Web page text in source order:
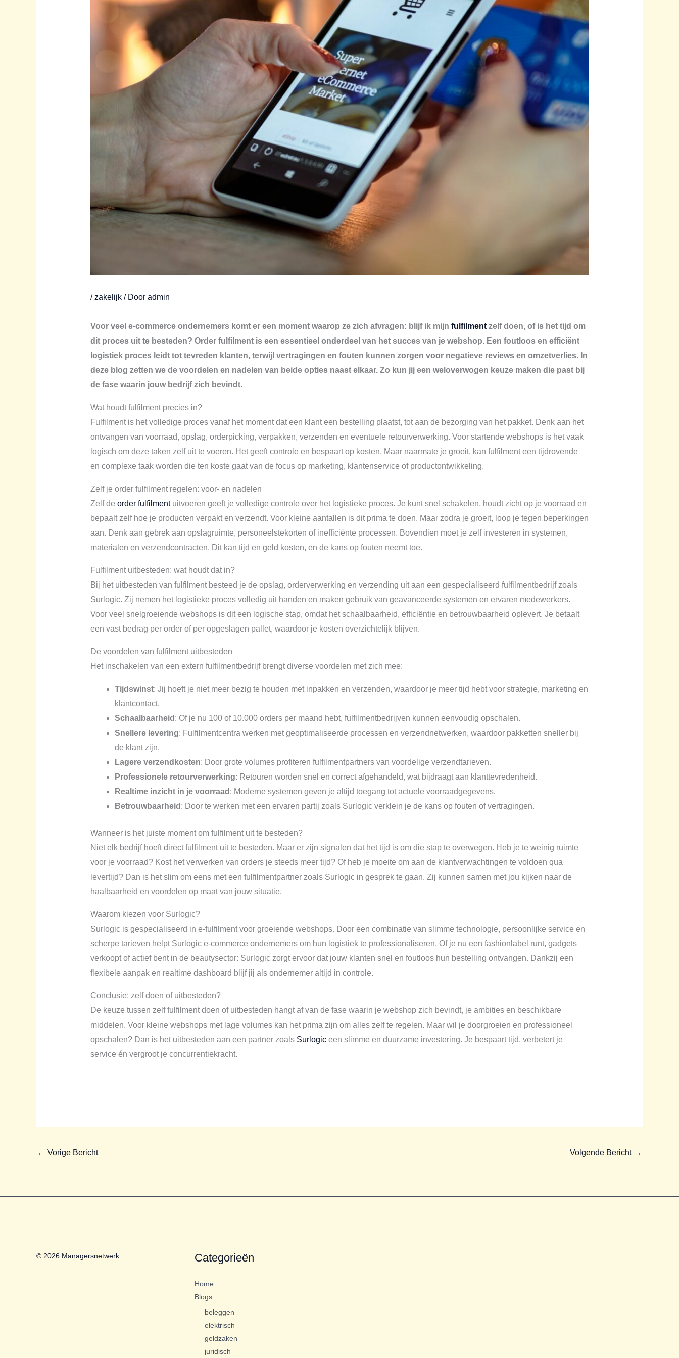
/zakelijk/ Door admin
Voor veel e-commerce ondernemers komt er een moment waarop ze zich afvragen: blijf ik mijn fulfilmentzelf doen, of is het tijd om
dit proces uit te besteden? Order fulfilment is een essentieel onderdeel van het succes van je webshop. Een foutloos en efficiënt
logistiek proces leidt tot tevreden klanten, terwijl vertragingen en fouten kunnen zorgen voor negatieve reviews en omzetverlies. In
deze blog zetten we de voordelen en nadelen van beide opties naast elkaar. Zo kun jij een weloverwogen keuze maken die past bij
de fase waarin jouw bedrijf zich bevindt.
Wat houdt fulfilment precies in?
Fulfilment is het volledige proces vanaf het moment dat een klant een bestelling plaatst, tot aan de bezorging van het pakket. Denk aan het
ontvangen van voorraad, opslag, orderpicking, verpakken, verzenden en eventuele retourverwerking. Voor startende webshops is het vaak
logisch om deze taken zelf uit te voeren. Het geeft controle en bespaart op kosten. Maar naarmate je groeit, kan fulfilment een tijdrovende
en complexe taak worden die ten koste gaat van de focus op marketing, klantenservice of productontwikkeling.
Zelf je order fulfilment regelen: voor- en nadelen
Zelf de order fulfilmentuitvoeren geeft je volledige controle over het logistieke proces. Je kunt snel schakelen, houdt zicht op je voorraad en
bepaalt zelf hoe je producten verpakt en verzendt. Voor kleine aantallen is dit prima te doen. Maar zodra je groeit, loop je tegen beperkingen
aan. Denk aan gebrek aan opslagruimte, personeelstekorten of inefficiënte processen. Bovendien moet je zelf investeren in systemen,
materialen en verzendcontracten. Dit kan tijd en geld kosten, en de kans op fouten neemt toe.
Fulfilment uitbesteden: wat houdt dat in?
Bij het uitbesteden van fulfilment besteed je de opslag, orderverwerking en verzending uit aan een gespecialiseerd fulfilmentbedrijf zoals
Surlogic. Zij nemen het logistieke proces volledig uit handen en maken gebruik van geavanceerde systemen en ervaren medewerkers.
Voor veel snelgroeiende webshops is dit een logische stap, omdat het schaalbaarheid, efficiëntie en betrouwbaarheid oplevert. Je betaalt
een vast bedrag per order of per opgeslagen pallet, waardoor je kosten overzichtelijk blijven.
De voordelen van fulfilment uitbesteden
Het inschakelen van een extern fulfilmentbedrijf brengt diverse voordelen met zich mee:
Tijdswinst: Jij hoeft je niet meer bezig te houden met inpakken en verzenden, waardoor je meer tijd hebt voor strategie, marketing en
klantcontact.
Schaalbaarheid : Of je nu 100 of 10.000 orders per maand hebt, fulfilmentbedrijven kunnen eenvoudig opschalen.
Snellere levering: Fulfilmentcentra werken met geoptimaliseerde processen en verzendnetwerken, waardoor pakketten sneller bij
de klant zijn.
Lagere verzendkosten: Door grote volumes profiteren fulfilmentpartners van voordelige verzendtarieven.
Professionele retourverwerking: Retouren worden snel en correct afgehandeld, wat bijdraagt aan klanttevredenheid.
Realtime inzicht in je voorraad : Moderne systemen geven je altijd toegang tot actuele voorraadgegevens.
Betrouwbaarheid : Door te werken met een ervaren partij zoals Surlogic verklein je de kans op fouten of vertragingen.
Wanneer is het juiste moment om fulfilment uit te besteden?
Niet elk bedrijf hoeft direct fulfilment uit te besteden. Maar er zijn signalen dat het tijd is om die stap te overwegen. Heb je te weinig ruimte
voor je voorraad? Kost het verwerken van orders je steeds meer tijd? Of heb je moeite om aan de klantverwachtingen te voldoen qua
levertijd? Dan is het slim om eens met een fulfilmentpartner zoals Surlogic in gesprek te gaan. Zij kunnen samen met jou kijken naar de
haalbaarheid en voordelen op maat van jouw situatie.
Waarom kiezen voor Surlogic?
Surlogic is gespecialiseerd in e-fulfilment voor groeiende webshops. Door een combinatie van slimme technologie, persoonlijke service en
scherpe tarieven helpt Surlogic e-commerce ondernemers om hun logistiek te professionaliseren. Of je nu een fashionlabel runt, gadgets
verkoopt of actief bent in de beautysector: Surlogic zorgt ervoor dat jouw klanten snel en foutloos hun bestelling ontvangen. Dankzij een
flexibele aanpak en realtime dashboard blijf jij als ondernemer altijd in controle.
Conclusie: zelf doen of uitbesteden?
De keuze tussen zelf fulfilment doen of uitbesteden hangt af van de fase waarin je webshop zich bevindt, je ambities en beschikbare
middelen. Voor kleine webshops met lage volumes kan het prima zijn om alles zelf te regelen. Maar wil je doorgroeien en professioneel
opschalen? Dan is het uitbesteden aan een partner zoals Surlogiceen slimme en duurzame investering. Je bespaart tijd, verbetert je
service én vergroot je concurrentiekracht.
← Vorige Bericht Volgende Bericht →
© 2026 Managersnetwerk Categorieën
Home
Blogs
beleggen
elektrisch
geldzaken
juridisch